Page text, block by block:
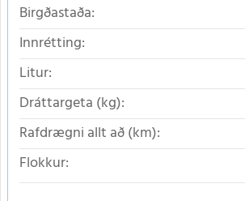
Birgðastaða:
Innrétting:
Litur:
Dráttargeta (kg):
Rafdrægni allt að (km):
Flokkur: